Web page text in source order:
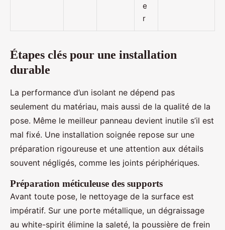
e
r
Étapes clés pour une installation
durable
La performance d’un isolant ne dépend pas
seulement du matériau, mais aussi de la qualité de la
pose. Même le meilleur panneau devient inutile s’il est
mal fixé. Une installation soignée repose sur une
préparation rigoureuse et une attention aux détails
souvent négligés, comme les joints périphériques.
Préparation méticuleuse des supports
Avant toute pose, le nettoyage de la surface est
impératif. Sur une porte métallique, un dégraissage
au white-spirit élimine la saleté, la poussière de frein